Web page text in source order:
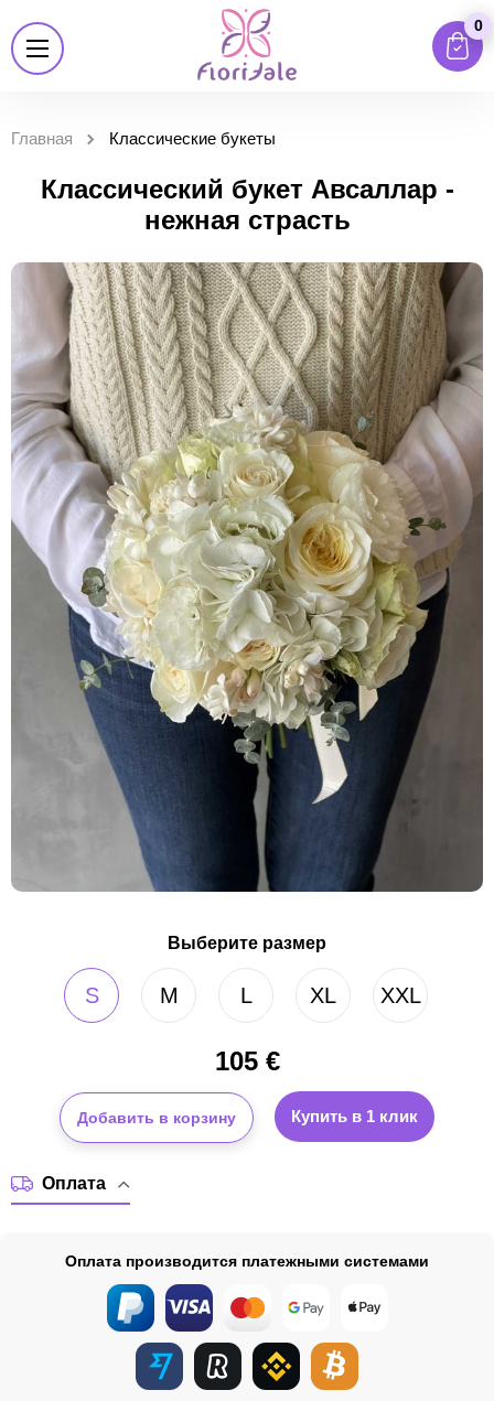
0
Главная Классические букеты
Классический букет Авсаллар -
нежная страсть
Выберите размер
S M L XL XXL
105€
Добавить в корзину Купить в 1 клик
Оплата
Оплата производится платежными системами